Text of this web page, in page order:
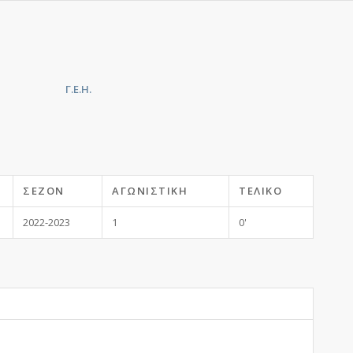
Γ.Ε.Η.
ΣΕΖΌΝ ΑΓΩΝΙΣΤΙΚΉ ΤΕΛΙΚΌ
2022-2023 1 0'